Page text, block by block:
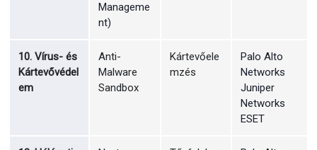
Manageme
nt)
10. Vírus- és
Kártevővédel
em
Anti-
Malware
Sandbox
Kártevőele
mzés
Palo Alto
Networks
Juniper
Networks
ESET